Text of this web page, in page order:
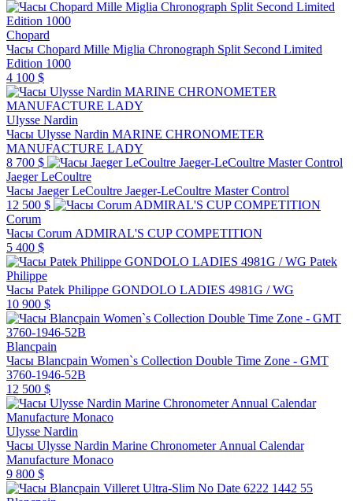
Chopard
Часы Chopard Mille Miglia Chronograph Split Second Limited
Edition 1000
4 100 $
Ulysse Nardin
Часы Ulysse Nardin MARINE CHRONOMETER
MANUFACTURE LADY
8 700 $
Jaeger LeCoultre
Часы Jaeger LeCoultre Jaeger-LeCoultre Master Control
12 500 $
Corum
Часы Corum ADMIRAL'S CUP COMPETITION
5 400 $
Patek
Philippe
Часы Patek Philippe GONDOLO LADIES 4981G / WG
10 900 $
Blancpain
Часы Blancpain Women`s Collection Double Time Zone - GMT
3760-1946-52B
12 500 $
Ulysse Nardin
Часы Ulysse Nardin Marine Chronometer Annual Calendar
Manufacture Monaco
9 800 $